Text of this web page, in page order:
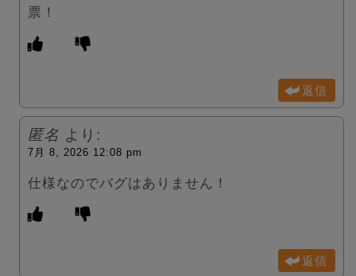
票！
返信
匿名 より:
7月 8, 2026 12:08 pm
仕様なのでバグはありません！
返信